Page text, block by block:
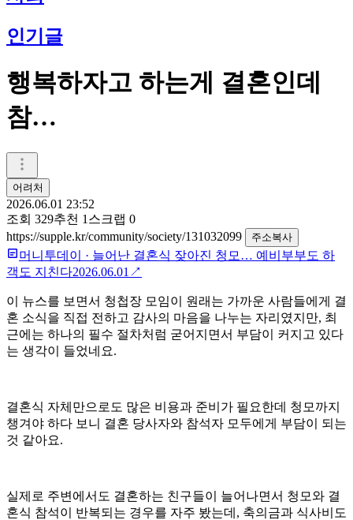
인기글
행복하자고 하는게 결혼인데
참…
어려처
2026.06.01 23:52
조회 329추천 1 스크랩 0
https://supple.kr/community/society/131032099
주소복사
머니투데이 · 늘어난 결혼식 잦아진 청모… 예비부부도 하
객도 지친다2026.06.01 ↗
이 뉴스를 보면서 청첩장 모임이 원래는 가까운 사람들에게 결
혼 소식을 직접 전하고 감사의 마음을 나누는 자리였지만, 최
근에는 하나의 필수 절차처럼 굳어지면서 부담이 커지고 있다
는 생각이 들었네요.
결혼식 자체만으로도 많은 비용과 준비가 필요한데 청모까지
챙겨야 하다 보니 결혼 당사자와 참석자 모두에게 부담이 되는
것 같아요.
실제로 주변에서도 결혼하는 친구들이 늘어나면서 청모와 결
혼식 참석이 반복되는 경우를 자주 봤는데, 축의금과 식사비도